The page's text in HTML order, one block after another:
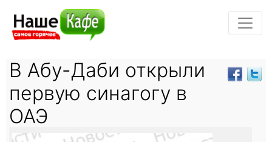
В Абу-Даби открыли
первую синагогу в
ОАЭ